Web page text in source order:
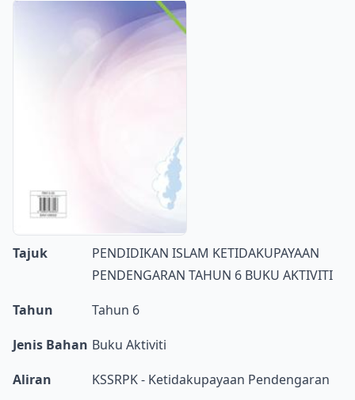
Tajuk
PENDIDIKAN ISLAM KETIDAKUPAYAAN
PENDENGARAN TAHUN 6 BUKU AKTIVITI
Tahun
Tahun 6
Jenis Bahan Buku Aktiviti
Aliran
KSSRPK - Ketidakupayaan Pendengaran